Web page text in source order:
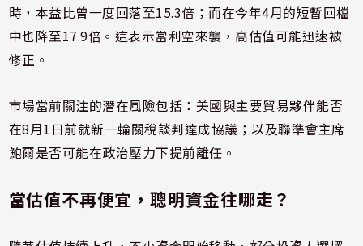
時，本益比曾一度回落至15.3倍；而在今年4月的短暫回檔
中也降至17.9倍。這表示當利空來襲，高估值可能迅速被
修正。
市場當前關注的潛在風險包括：美國與主要貿易夥伴能否
在8月1日前就新一輪關稅談判達成協議；以及聯準會主席
鮑爾是否可能在政治壓力下提前離任。
當估值不再便宜，聰明資金往哪走？